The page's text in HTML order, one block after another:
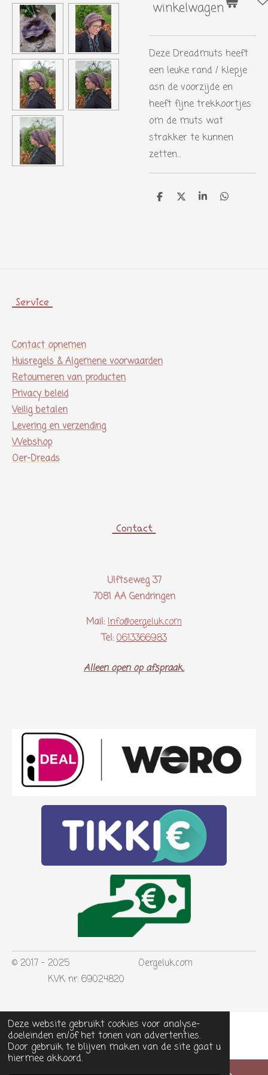
Deze website gebruikt cookies voor analyse-
doeleinden en/of het tonen van advertenties.
Door gebruik te blijven maken van de site gaat u
hiermee akkoord.
winkelwagen
Deze Dreadmuts heeft
een leuke rand / klepje
asn de voorzijde en
heeft fijne trekkoortjes
om de muts wat
strakker te kunnen
zetten...
D D S D
Service
Contact opnemen
Huisregels & Algemene voorwaarden
Retourneren van producten
Privacy beleid
Veilig betalen
Levering en verzending
Webshop
Oer-Dreads
Contact
Ulftseweg 37
7081 AA Gendringen
Mail: Info@oergeluk.com
Tel: 0613366983
Alleen open op afspraak..
© 2017 - 2025 Oergeluk.com
KVK nr: 69024820